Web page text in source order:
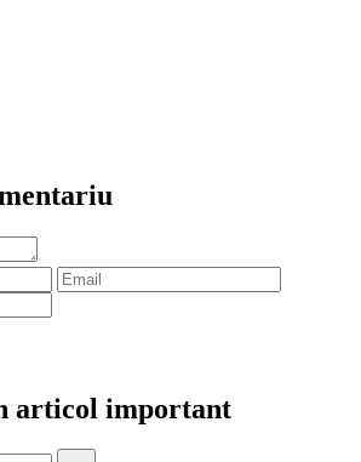
articol important